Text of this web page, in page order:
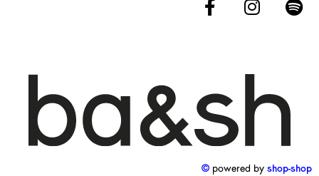
powered by shop-shop ©️